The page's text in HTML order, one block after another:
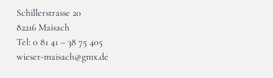
Schillerstrasse 20
82216 Maisach
Tel: 0 81 41 – 38 75 405
wieser-maisach@gmx.de